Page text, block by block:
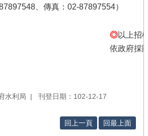
、傳真：02-87897554）
◎以上招
依政府採
水利局 刊登日期：102-12-17
回上一頁 回最上面